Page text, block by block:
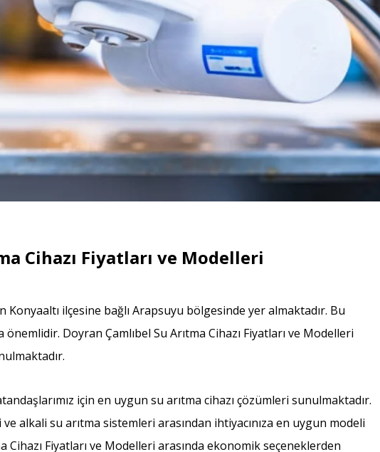
Cihazı Fiyatları ve Modelleri
ilçesine bağlı Arapsuyu bölgesinde yer almaktadır. Bu
Doyran Çamlıbel Su Arıtma Cihazı Fiyatları ve Modelleri
için en uygun su arıtma cihazı çözümleri sunulmaktadır.
alkali su arıtma sistemleri arasından ihtiyacınıza en uygun modeli
Cihazı Fiyatları ve Modelleri arasında ekonomik seçeneklerden